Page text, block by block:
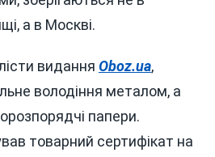
а в Москві.
видання Oboz.ua,
володіння металом, а
папери.
товарний сертифікат на